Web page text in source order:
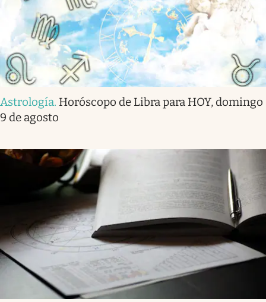
Astrología. Horóscopo de Libra para HOY, domingo
9 de agosto